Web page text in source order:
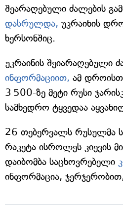
შეარაღებული ძალების
დასრულდა, უკრაინის
ხერსონშიც.
უკრაინის შეიარაღებული
ინფორმაციით, ამ
3 500-ზე მეტი რუსი
სამხედრო ტყვედაა
26 თებერვალს რუსულმა
რაკეტა ისროლეს კიევის
დაიბომბა საცხოვრებელი
ინფორმაცია,